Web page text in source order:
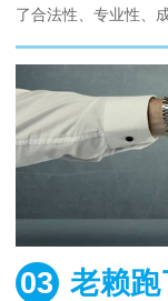
了合法性、专业性、
03 老赖